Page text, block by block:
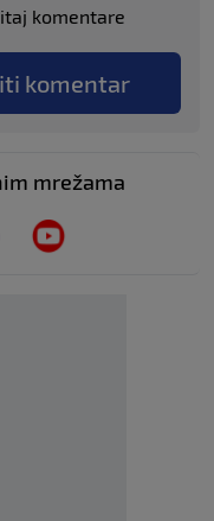
komentare
komentar
mrežama